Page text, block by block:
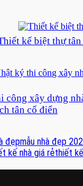
kế biệt thự
công xây dựng
tân cổ điển
đẹpmẫu nhà đẹp
kế nhà giá rẻthiết